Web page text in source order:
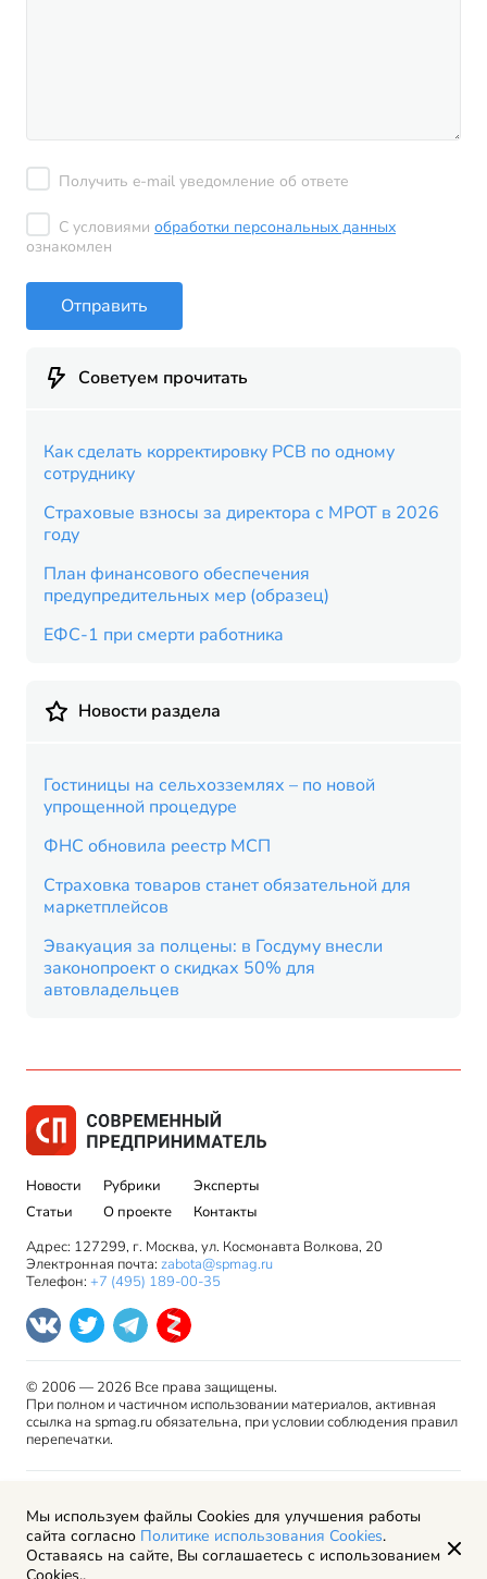
Получить e-mail уведомление об ответе
С условиями обработки персональных данных
ознакомлен
Отправить
Советуем прочитать
Как сделать корректировку РСВ по одному
сотруднику
Страховые взносы за директора с МРОТ в 2026
году
План финансового обеспечения
предупредительных мер (образец)
ЕФС-1 при смерти работника
Новости раздела
Гостиницы на сельхозземлях – по новой
упрощенной процедуре
ФНС обновила реестр МСП
Страховка товаров станет обязательной для
маркетплейсов
Эвакуация за полцены: в Госдуму внесли
законопроект о скидках 50% для
автовладельцев
Новости
Статьи
Рубрики
О проекте
Эксперты
Контакты
Адрес: 127299, г. Москва, ул. Космонавта Волкова, 20
Электронная почта: zabota@spmag.ru
Телефон: +7 (495) 189-00-35
© 2006 — 2026 Все права защищены.
При полном и частичном использовании материалов, активная
ссылка на spmag.ru обязательна, при условии соблюдения правил
перепечатки.
права
Пользовательское соглашение
Политика обработки персональных данных
Мы используем файлы Cookies для улучшения работы
сайта согласно Политике использования Cookies.
Оставаясь на сайте, Вы соглашаетесь с использованием